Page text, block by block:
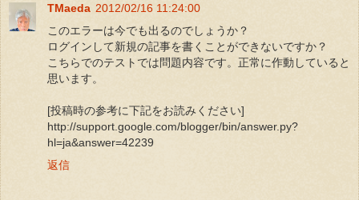
TMaeda 2012/02/16 11:24:00
このエラーは今でも出るのでしょうか？
ログインして新規の記事を書くことができないですか？
こちらでのテストでは問題内容です。正常に作動していると
思います。
[投稿時の参考に下記をお読みください]
http://support.google.com/blogger/bin/answer.py?
hl=ja&answer=42239
返信